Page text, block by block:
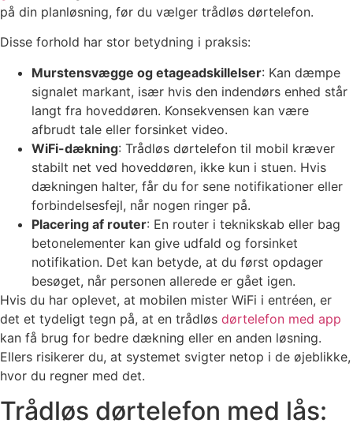
på din planløsning, før du vælger trådløs dørtelefon.
Disse forhold har stor betydning i praksis:
Murstensvægge og etageadskillelser: Kan dæmpe
signalet markant, især hvis den indendørs enhed står
langt fra hoveddøren. Konsekvensen kan være
afbrudt tale eller forsinket video.
WiFi-dækning: Trådløs dørtelefon til mobil kræver
stabilt net ved hoveddøren, ikke kun i stuen. Hvis
dækningen halter, får du for sene notifikationer eller
forbindelsesfejl, når nogen ringer på.
Placering af router: En router i teknikskab eller bag
betonelementer kan give udfald og forsinket
notifikation. Det kan betyde, at du først opdager
besøget, når personen allerede er gået igen.
Hvis du har oplevet, at mobilen mister WiFi i entréen, er
det et tydeligt tegn på, at en trådløs dørtelefon med app
kan få brug for bedre dækning eller en anden løsning.
Ellers risikerer du, at systemet svigter netop i de øjeblikke,
hvor du regner med det.
Trådløs dørtelefon med lås: